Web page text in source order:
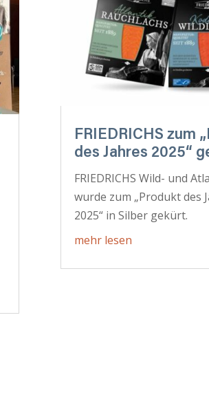
FRIEDRICHS zum
des Jahres 2025“
FRIEDRICHS Wild- und
wurde zum „Produkt des
2025“ in Silber gekürt.
mehr lesen